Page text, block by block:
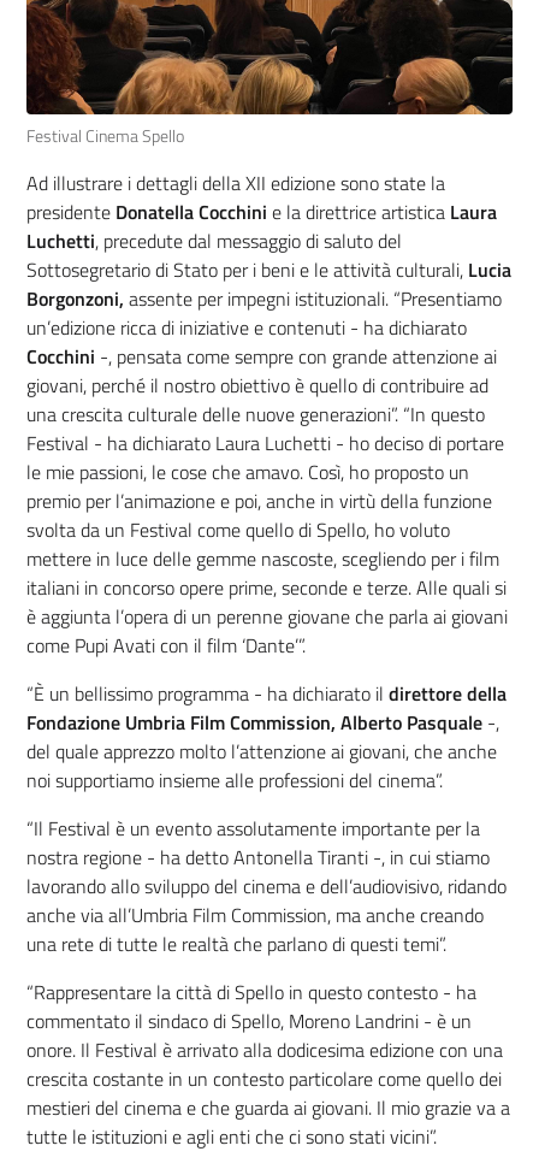
Festival Cinema Spello
Ad illustrare i dettagli della XII edizione sono state la
presidente Donatella Cocchini e ladirettrice artistica Laura
Luchetti, precedute dal messaggio di saluto del
Sottosegretario di Stato per i beni e le attività culturali, Lucia
Borgonzoni, assente per impegni istituzionali. “Presentiamo
un’edizione ricca di iniziative e contenuti - ha dichiarato
Cocchini -, pensata come sempre con grande attenzione ai
giovani, perché il nostro obiettivo è quello di contribuire ad
una crescita culturale delle nuove generazioni”. “In questo
Festival - ha dichiarato Laura Luchetti - ho deciso di portare
le mie passioni, le cose che amavo. Così, ho proposto un
premio per l’animazione e poi, anche in virtù della funzione
svolta da un Festival come quello di Spello, ho voluto
mettere in luce delle gemme nascoste, scegliendo per i film
italiani in concorso opere prime, seconde e terze. Alle quali si
è aggiunta l’opera di un perenne giovane che parla ai giovani
come Pupi Avati con il film ‘Dante’”.
“È un bellissimo programma - ha dichiarato il direttore della
Fondazione Umbria Film Commission, Alberto Pasquale -,
del quale apprezzo molto l’attenzione ai giovani, che anche
noi supportiamo insieme alle professioni del cinema”.
“Il Festival è un evento assolutamente importante per la
nostra regione - ha dettoAntonella Tiranti -, in cui stiamo
lavorando allo sviluppo del cinema e dell’audiovisivo, ridando
anche via all’Umbria Film Commission, ma anche creando
una rete di tutte le realtà che parlano di questi temi”.
“Rappresentare la città di Spello in questo contesto - ha
commentato il sindaco di Spello, Moreno Landrini - è un
onore. Il Festival è arrivato alla dodicesima edizione con una
crescita costante in un contesto particolare come quello dei
mestieri del cinema e che guarda ai giovani. Il mio grazie va a
tutte le istituzioni e agli enti che ci sono stati vicini”.